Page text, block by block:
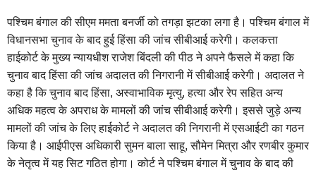
पश्चिम बंगाल की सीएम ममता बनर्जी को तगड़ा झटका लगा है। पश्चिम बंगाल में
विधानसभा चुनाव के बाद हुई हिंसा की जांच सीबीआई करेगी। कलकत्ता
हाईकोर्ट के मुख्य न्यायधीश राजेश बिंदली की पीठ ने अपने फैसले में कहा कि
चुनाव बाद हिंसा की जांच अदालत की निगरानी में सीबीआई करेगी। अदालत ने
कहा है कि चुनाव बाद हिंसा, अस्वाभाविक मृत्यु, हत्या और रेप सहित अन्य
अधिक महत्व के अपराध के मामलों की जांच सीबीआई करेगी। इससे जुड़े अन्य
मामलों की जांच के लिए हाईकोर्ट ने अदालत की निगरानी में एसआईटी का गठन
किया है। आईपीएस अधिकारी सुमन बाला साहू, सौमेन मित्रा और रणबीर कुमार
के नेतृत्व में यह सिट गठित होगा। कोर्ट ने पश्चिम बंगाल में चुनाव के बाद की